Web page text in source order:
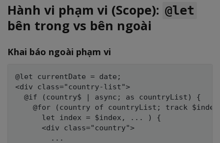
Hành vi phạm vi (Scope): @let
bên trong vs bên ngoài
Khai báo ngoài phạm vi
@let currentDate = date;
<div class="country-list">
  @if (country$ | async; as countryList) {
@for (country of countryList; track
      let index = $index, ... ) {
      <div class="country">
        ...